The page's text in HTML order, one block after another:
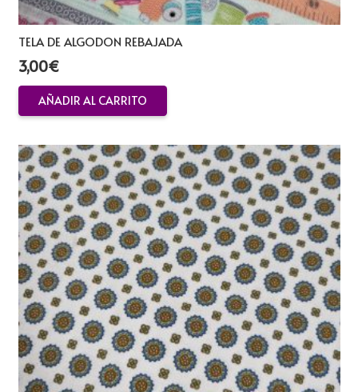
TELA DE ALGODON REBAJADA
3,00€
AÑADIR AL CARRITO